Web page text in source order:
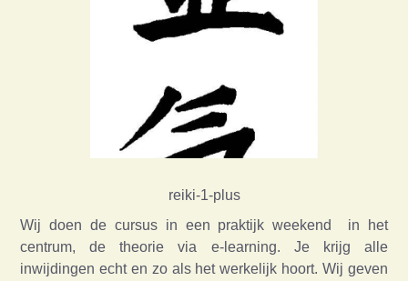
reiki-1-plus
Wij doen de cursus in een praktijk weekend in het
centrum, de theorie via e-learning. Je krijg alle
inwijdingen echt en zo als het werkelijk hoort. Wij geven